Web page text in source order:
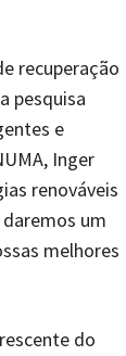
recuperação
pesquisa
e
Inger
renováveis
um
melhores
do